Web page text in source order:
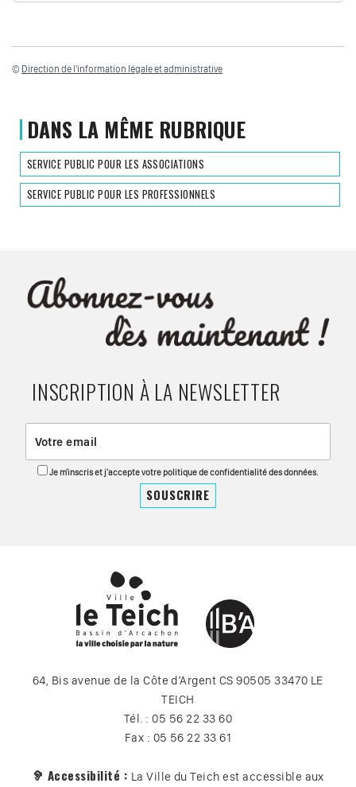
© Direction de l'information légale et administrative
DANS LA MÊME RUBRIQUE
SERVICE PUBLIC POUR LES ASSOCIATIONS
SERVICE PUBLIC POUR LES PROFESSIONNELS
INSCRIPTION À LA NEWSLETTER
Je m'inscris et j'accepte votre politique de confidentialité des données.
64, Bis avenue de la Côte d’Argent CS 90505 33470 LE
TEICH
Tél. : 05 56 22 33 60
Fax : 05 56 22 33 61
🦻 Accessibilité : La Ville du Teich est accessible aux